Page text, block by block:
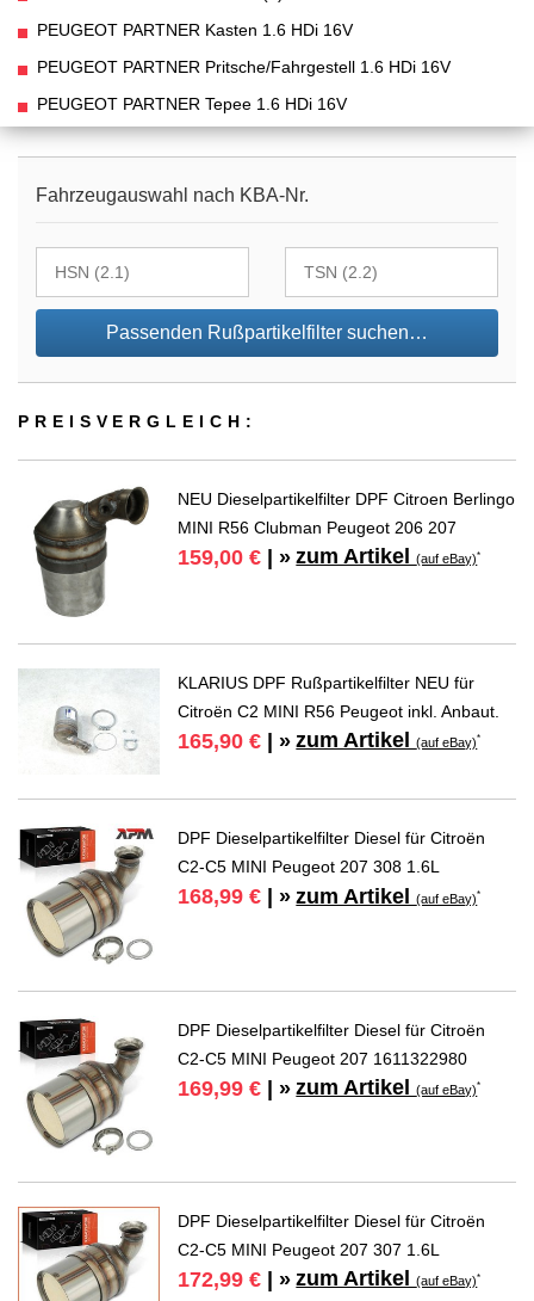
PEUGEOT PARTNER Kasten 1.6 HDi 16V
PEUGEOT PARTNER Pritsche/Fahrgestell 1.6 HDi 16V
PEUGEOT PARTNER Tepee 1.6 HDi 16V
Fahrzeugauswahl nach KBA-Nr.
Passenden Rußpartikelfilter suchen…
PREIS­VER­GLEICH:
NEU Dieselpartikelfilter DPF Citroen Berlingo
MINI R56 Clubman Peugeot 206 207
159,00 € | » zum Artikel(auf eBay)*
KLARIUS DPF Rußpartikelfilter NEU für
Citroën C2 MINI R56 Peugeot inkl. Anbaut.
165,90 € | » zum Artikel(auf eBay)*
DPF Dieselpartikelfilter Diesel für Citroën
C2-C5 MINI Peugeot 207 308 1.6L
168,99 € | » zum Artikel(auf eBay)*
DPF Dieselpartikelfilter Diesel für Citroën
C2-C5 MINI Peugeot 207 1611322980
169,99 € | » zum Artikel(auf eBay)*
DPF Dieselpartikelfilter Diesel für Citroën
C2-C5 MINI Peugeot 207 307 1.6L
172,99 € | » zum Artikel(auf eBay)*